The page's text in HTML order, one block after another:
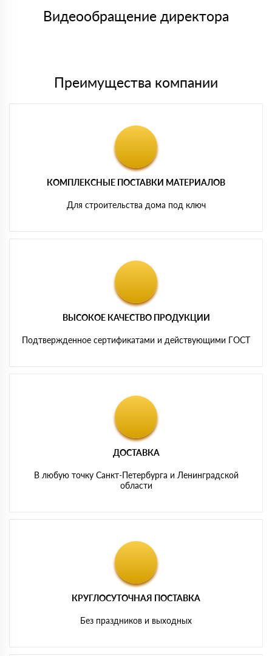
либо Вы забираете товар со склада самовывоза.
Видеообращение директора
Преимущества компании
КОМПЛЕКСНЫЕ ПОСТАВКИ МАТЕРИАЛОВ
Для строительства дома под ключ
ВЫСОКОЕ КАЧЕСТВО ПРОДУКЦИИ
Подтвержденное сертификатами и действующими ГОСТ
ДОСТАВКА
В любую точку Санкт-Петербурга и Ленинградской
области
КРУГЛОСУТОЧНАЯ ПОСТАВКА
Без праздников и выходных